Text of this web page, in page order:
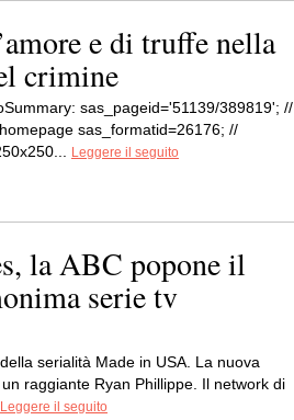
e di truffe nella
crimine
sas_pageid='51139/389819'; //
sas_formatid=26176; //
Leggere il seguito
la ABC popone il
serie tv
serialità Made in USA. La nuova
raggiante Ryan Phillippe. Il network di
Leggere il seguito